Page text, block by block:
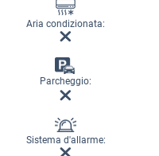
Aria condizionata:
Parcheggio:
Sistema d'allarme: